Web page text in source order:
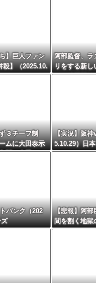
】巨人ファン
殺】（2025.10.
阿部監督、
リをする新し
ルの練習開始
ず３チーフ制
ムに大田泰示
閣…来季コー
【実況】阪神
5.10.29）日
バンク（202
【悲報】阿部
間を割く地獄